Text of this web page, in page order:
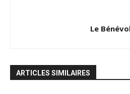
Le
ARTICLES SIMILAIRES